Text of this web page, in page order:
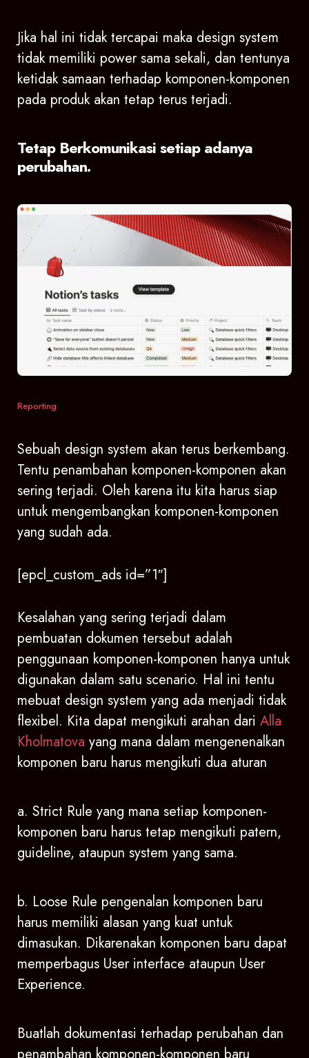
Jika hal ini tidak tercapai maka design system
tidak memiliki power sama sekali, dan tentunya
ketidak samaan terhadap komponen-komponen
pada produk akan tetap terus terjadi.
Tetap Berkomunikasi setiap adanya
perubahan.
Reporting
Sebuah design system akan terus berkembang.
Tentu penambahan komponen-komponen akan
sering terjadi. Oleh karena itu kita harus siap
untuk mengembangkan komponen-komponen
yang sudah ada.
[epcl_custom_ads id=”1″]
Kesalahan yang sering terjadi dalam
pembuatan dokumen tersebut adalah
penggunaan komponen-komponen hanya untuk
digunakan dalam satu scenario. Hal ini tentu
mebuat design system yang ada menjadi tidak
flexibel. Kita dapat mengikuti arahan dari Alla
Kholmatova yang mana dalam mengenenalkan
komponen baru harus mengikuti dua aturan
a. Strict Rule yang mana setiap komponen-
komponen baru harus tetap mengikuti patern,
guideline, ataupun system yang sama.
b. Loose Rule pengenalan komponen baru
harus memiliki alasan yang kuat untuk
dimasukan. Dikarenakan komponen baru dapat
memperbagus User interface ataupun User
Experience.
Buatlah dokumentasi terhadap perubahan dan